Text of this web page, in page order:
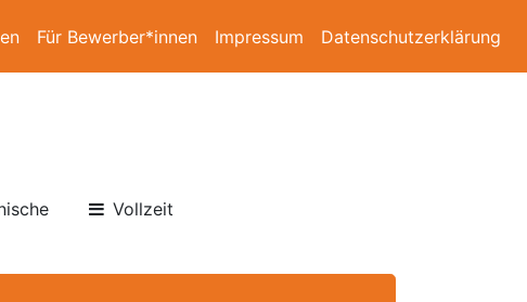
Für Bewerber*innen Impressum Datenschutzerklärung
Vollzeit